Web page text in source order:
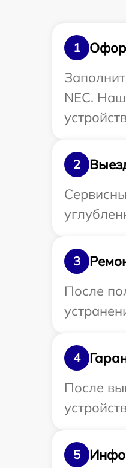
1
NEC.
2
3
После
4
После
5